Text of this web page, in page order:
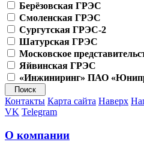
Берёзовская ГРЭС
Смоленская ГРЭС
Сургутская ГРЭС-2
Шатурская ГРЭС
Московское
Яйвинская ГРЭС
«Инжиниринг» ПАО
Контакты Карта сайта Наверх
VK Telegram
О компании